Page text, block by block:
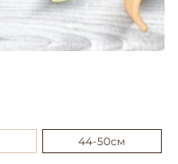
44-50см